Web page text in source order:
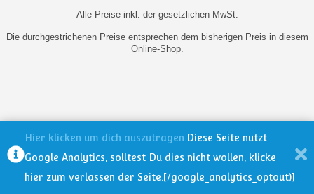
Alle Preise inkl. der gesetzlichen MwSt.
Die durchgestrichenen Preise entsprechen dem bisherigen Preis in diesem
Online-Shop.
Hier klicken um dich auszutragen. Diese Seite nutzt
Google Analytics, solltest Du dies nicht wollen, klicke
hier zum verlassen der Seite.[/google_analytics_optout)]